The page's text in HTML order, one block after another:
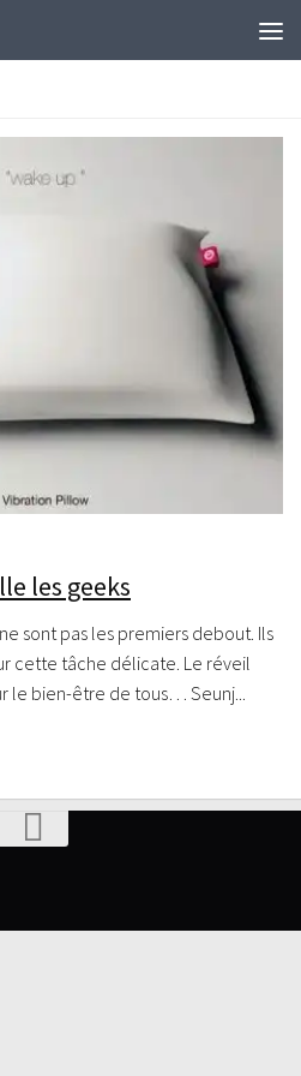
les geeks
sont pas les premiers debout. Ils
cette tâche délicate. Le réveil
le bien-être de tous… Seunj...